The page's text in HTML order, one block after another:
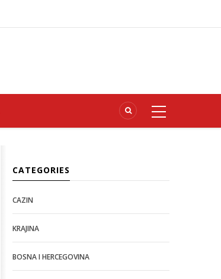
CATEGORIES
CAZIN
KRAJINA
BOSNA I HERCEGOVINA